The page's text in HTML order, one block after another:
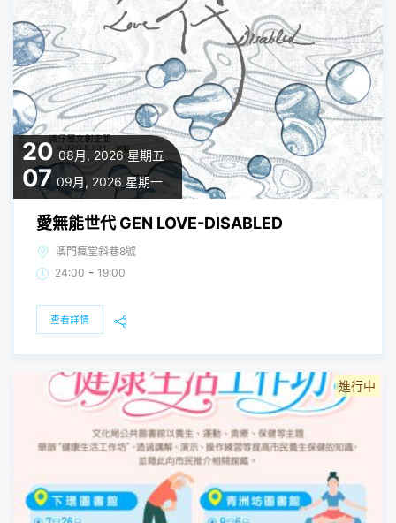
20 08月, 2026 星期五
07 09月, 2026 星期一
愛無能世代 GEN LOVE-DISABLED
澳門瘋堂斜巷8號
24:00 - 19:00
查看詳情
進行中